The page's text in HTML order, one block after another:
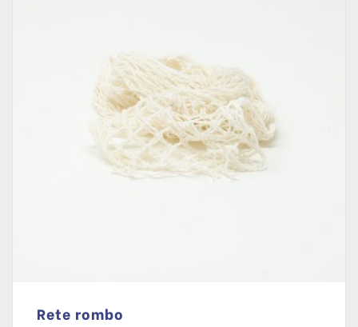
Rete rombo